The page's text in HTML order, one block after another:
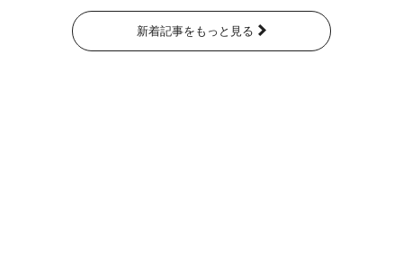
0(ZERO)』に登場！
新着記事をもっと見る